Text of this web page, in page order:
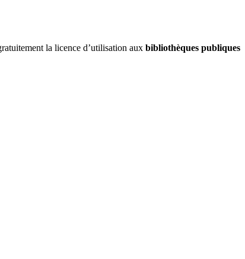
la licence d’utilisation aux bibliothèques publiques